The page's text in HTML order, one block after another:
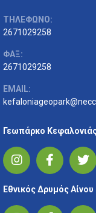
ΤΗΛΕΦΩΝΟ:
2671029258
ΦΑΞ:
2671029258
EMAIL:
Γεωπάρκο
Εθνικός Δρυμός Αίνου